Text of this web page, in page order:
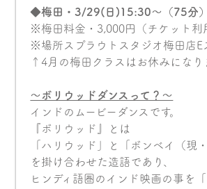
◆梅田・3/29(日)15:30〜（75分）
※梅田料金・3,000円（チケット利
※場所スプラウトスタジオ梅田店E
↑4月の梅田クラスはお休みになり
〜ボリウッドダンスって？〜
インドのムービーダンスです。
『ボリウッド』とは
「ハリウッド」と「ボンベイ（現
を掛け合わせた造語であり、
ヒンディ語圏のインド映画の事を「